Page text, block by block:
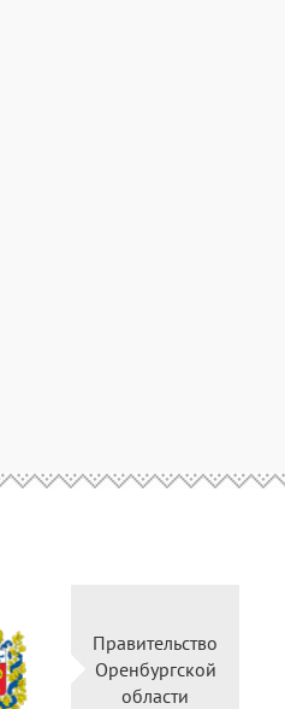
Правительство
Оренбургской
области